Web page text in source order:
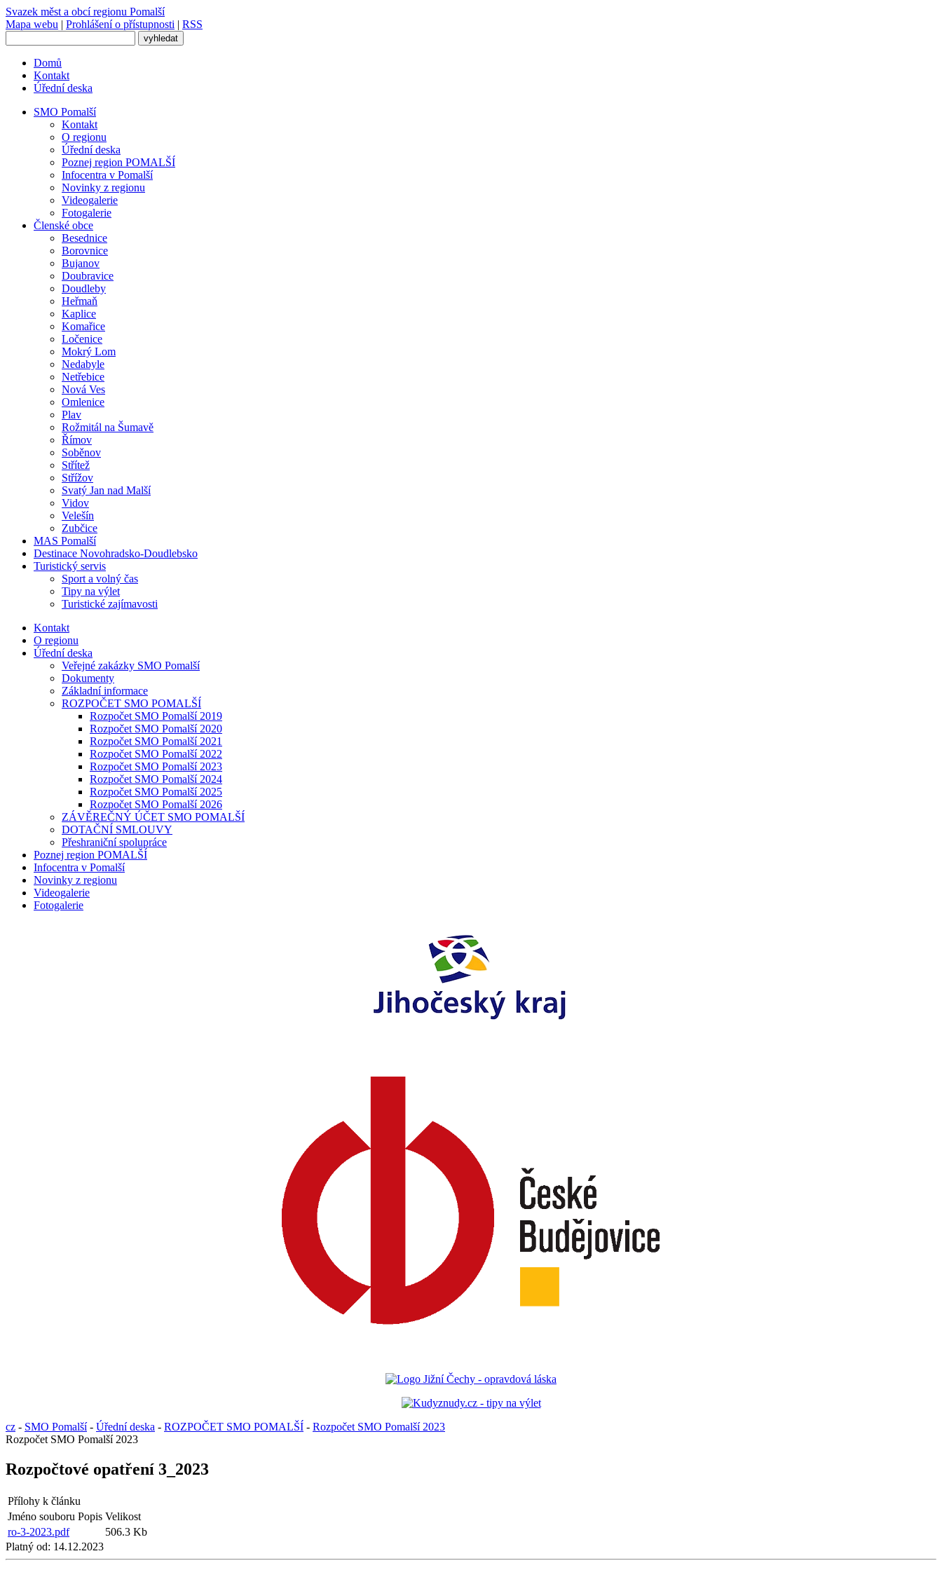
Svazek měst a obcí regionu Pomalší
Mapa webu | Prohlášení o přístupnosti | RSS
Domů
Kontakt
Úřední deska
SMO Pomalší
Kontakt
O regionu
Úřední deska
Poznej region POMALŠÍ
Infocentra v Pomalší
Novinky z regionu
Videogalerie
Fotogalerie
Členské obce
Besednice
Borovnice
Bujanov
Doubravice
Doudleby
Heřmaň
Kaplice
Komařice
Ločenice
Mokrý Lom
Nedabyle
Netřebice
Nová Ves
Omlenice
Plav
Rožmitál na Šumavě
Římov
Soběnov
Střítež
Střížov
Svatý Jan nad Malší
Vidov
Velešín
Zubčice
MAS Pomalší
Destinace Novohradsko-Doudlebsko
Turistický servis
Sport a volný čas
Tipy na výlet
Turistické zajímavosti
Kontakt
O regionu
Úřední deska
Veřejné zakázky SMO Pomalší
Dokumenty
Základní informace
ROZPOČET SMO POMALŠÍ
Rozpočet SMO Pomalší 2019
Rozpočet SMO Pomalší 2020
Rozpočet SMO Pomalší 2021
Rozpočet SMO Pomalší 2022
Rozpočet SMO Pomalší 2023
Rozpočet SMO Pomalší 2024
Rozpočet SMO Pomalší 2025
Rozpočet SMO Pomalší 2026
ZÁVĚREČNÝ ÚČET SMO POMALŠÍ
DOTAČNÍ SMLOUVY
Přeshraniční spolupráce
Poznej region POMALŠÍ
Infocentra v Pomalší
Novinky z regionu
Videogalerie
Fotogalerie
cz - SMO Pomalší- Úřední deska - ROZPOČET SMO POMALŠÍ - Rozpočet SMO Pomalší 2023
Rozpočet SMO Pomalší 2023
Rozpočtové opatření 3_2023
Přílohy k článku
Jméno souboru Popis Velikost
ro-3-2023.pdf
506.3 Kb
Platný od: 14.12.2023